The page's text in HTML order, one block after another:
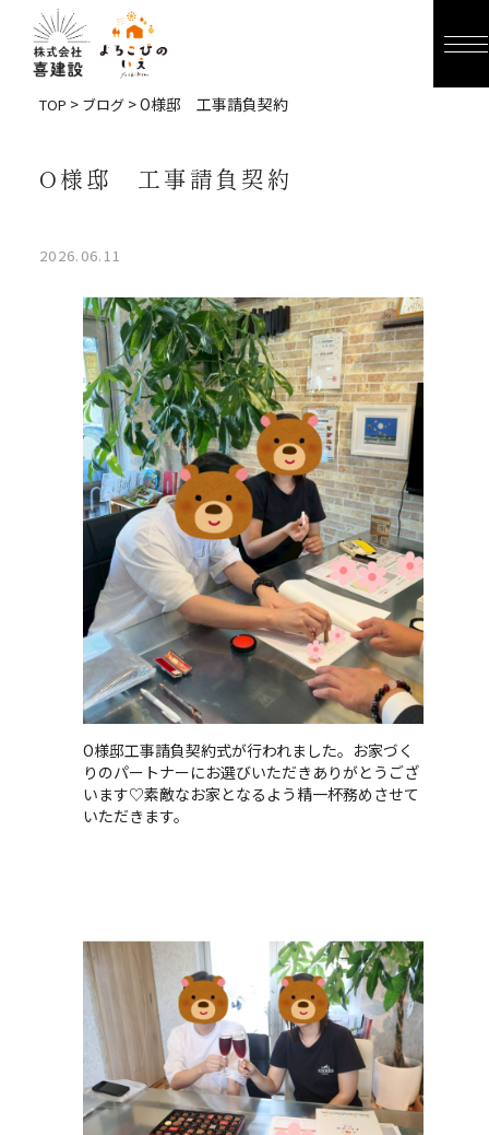
TOP > ブログ > O様邸 工事請負契約
O様邸 工事請負契約
2026.06.11
O様邸工事請負契約式が行われました。お家づく
りのパートナーにお選びいただきありがとうござ
います♡素敵なお家となるよう精一杯務めさせて
いただきます。